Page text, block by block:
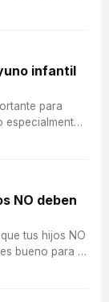
más!
infantil
para
especialmente
ser el ideal
NO deben
tus hijos NO
bueno para la